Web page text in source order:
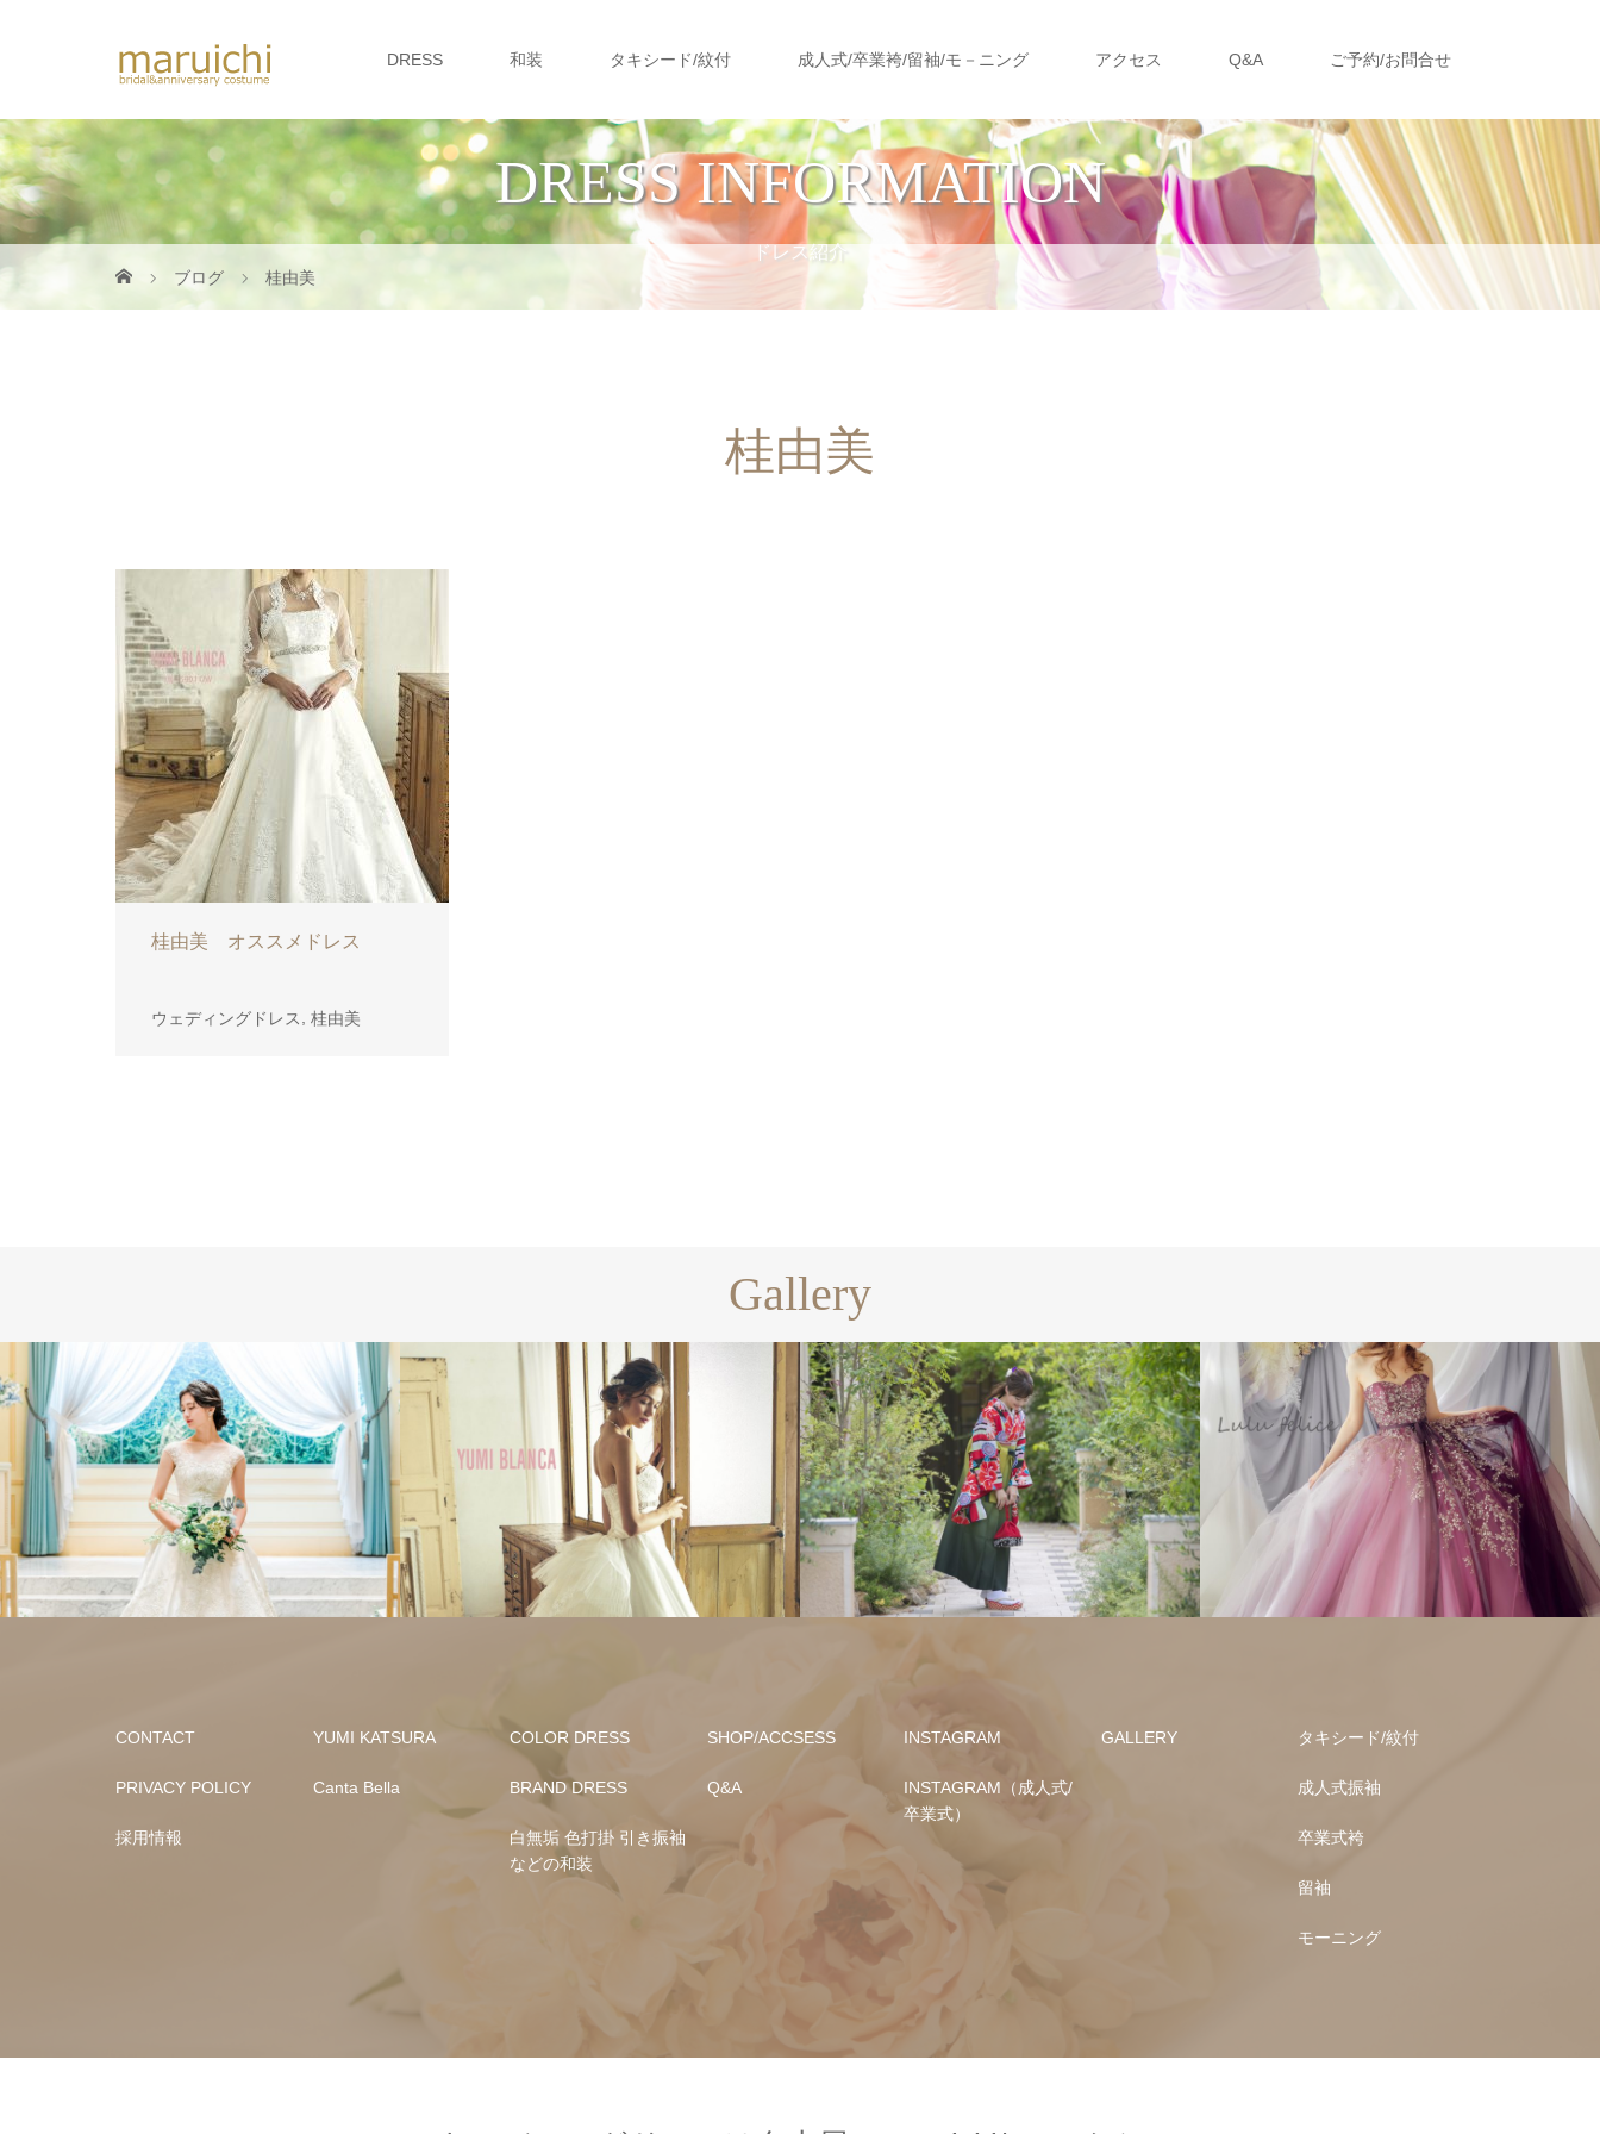
DRESS 和装 タキシード/紋付 成人式/卒業袴/留袖/モ－ニング アクセス Q&A ご予約/お問合せ
DRESS INFORMATION
ドレス紹介
ブログ 桂由美
桂由美
桂由美 オススメドレス
ウェディングドレス, 桂由美
Gallery
CONTACT
PRIVACY POLICY
採用情報
YUMI KATSURA
Canta Bella
COLOR DRESS
BRAND DRESS
白無垢 色打掛 引き振袖
などの和装
SHOP/ACCSESS
Q&A
INSTAGRAM
INSTAGRAM（成人式/
卒業式）
GALLERY タキシード/紋付
成人式振袖
卒業式袴
留袖
モーニング